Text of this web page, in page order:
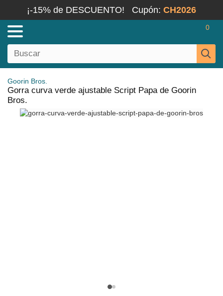
¡-15% de DESCUENTO! Cupón: CH2026
0
Goorin Bros.
Gorra curva verde ajustable Script Papa de Goorin
Bros.